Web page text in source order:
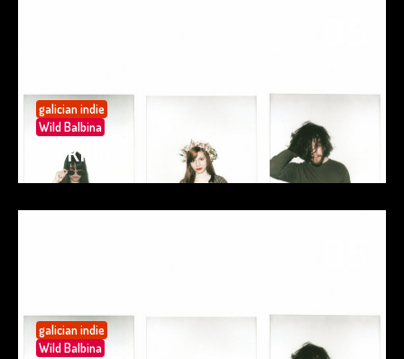
galician indie
Wild Balbina
SO KIND
galician indie
Wild Balbina